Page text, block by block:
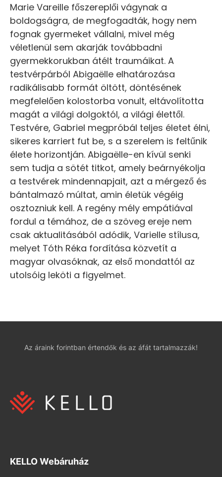
Marie Vareille főszereplői vágynak a
boldogságra, de megfogadták, hogy nem
fognak gyermeket vállalni, mivel még
véletlenül sem akarják továbbadni
gyermekkorukban átélt traumáikat. A
testvérpárból Abigaëlle elhatározása
radikálisabb formát öltött, döntésének
megfelelően kolostorba vonult, eltávolította
magát a világi dolgoktól, a világi élettől.
Testvére, Gabriel megpróbál teljes életet élni,
sikeres karriert fut be, s a szerelem is feltűnik
élete horizontján. Abigaëlle-en kívül senki
sem tudja a sötét titkot, amely beárnyékolja
a testvérek mindennapjait, azt a mérgező és
bántalmazó múltat, amin életük végéig
osztozniuk kell. A regény mély empátiával
fordul a témához, de a szöveg ereje nem
csak aktualitásából adódik, Varielle stílusa,
melyet Tóth Réka fordítása közvetít a
magyar olvasóknak, az első mondattól az
utolsóig leköti a figyelmet.
Az áraink forintban értendők és az áfát tartalmazzák!
KELLO Webáruház